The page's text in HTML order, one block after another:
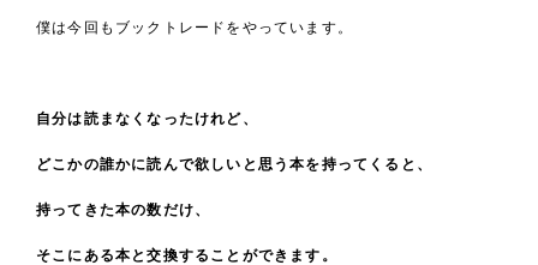
僕は今回もブックトレードをやっています。
自分は読まなくなったけれど、
どこかの誰かに読んで欲しいと思う本を持ってくると、
持ってきた本の数だけ、
そこにある本と交換することができます。